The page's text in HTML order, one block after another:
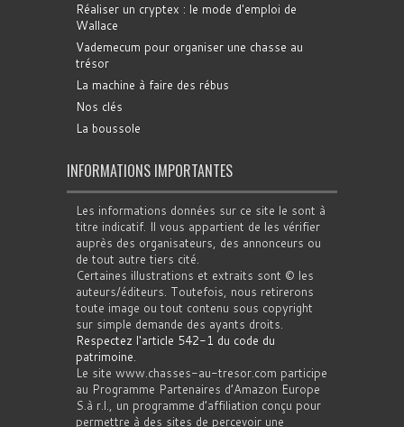
Réaliser un cryptex : le mode d'emploi de
Wallace
Vademecum pour organiser une chasse au
trésor
La machine à faire des rébus
Nos clés
La boussole
INFORMATIONS IMPORTANTES
Les informations données sur ce site le sont à
titre indicatif. Il vous appartient de les vérifier
auprès des organisateurs, des annonceurs ou
de tout autre tiers cité.
Certaines illustrations et extraits sont © les
auteurs/éditeurs. Toutefois, nous retirerons
toute image ou tout contenu sous copyright
sur simple demande des ayants droits.
Respectez l'article 542-1 du code du
patrimoine.
Le site www.chasses-au-tresor.com participe
au Programme Partenaires d’Amazon Europe
S.à r.l., un programme d’affiliation conçu pour
permettre à des sites de percevoir une